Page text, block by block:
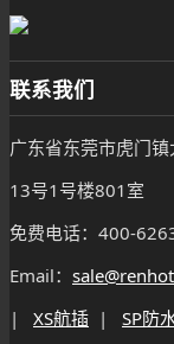
联系我们
广东省东莞市虎门
13号1号楼801室
免费电话：400-
Email：
| XS航插 | SP防